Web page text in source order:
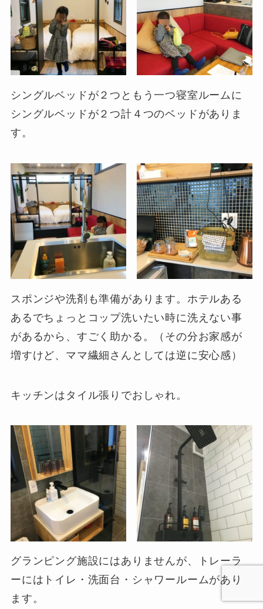
シングルベッドが２つともう一つ寝室ルームに
シングルベッドが２つ計４つのベッドがありま
す。
スポンジや洗剤も準備があります。ホテルある
あるでちょっとコップ洗いたい時に洗えない事
があるから、すごく助かる。（その分お家感が
増すけど、ママ繊細さんとしては逆に安心感）
キッチンはタイル張りでおしゃれ。
グランピング施設にはありませんが、トレーラ
ーにはトイレ・洗面台・シャワールームがあり
ます。